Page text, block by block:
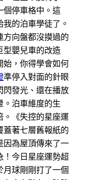
個停車格中。這
的泊車學徒了。
方向盤都沒摸過的
型嬰兒車的改造
始，你得學會如何
準停入對面的針眼
閃發光、還在播放
。泊車維度的生
。《失控的星座運
蓋著七層舊報紙的
因為屋頂傳來了一
！今日星座運勢超
球剛剛打了一個